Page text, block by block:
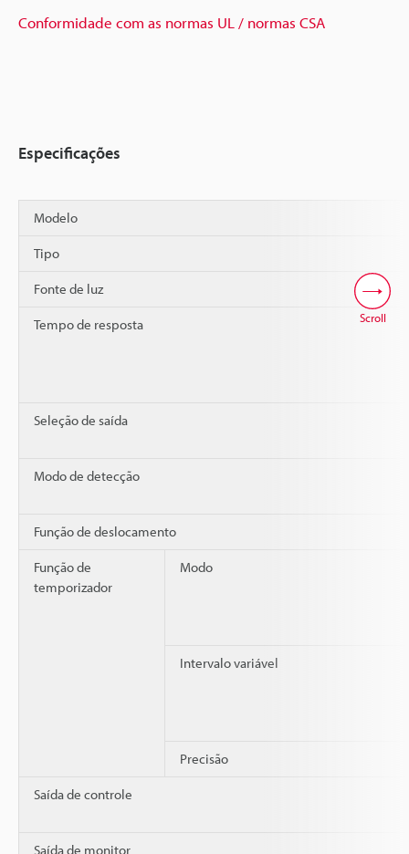
Conformidade com as normas UL / normas CSA
Especificações
Modelo
Tipo
Fonte de luz
Tempo de resposta
Seleção de saída
Modo de detecção
Função de deslocamento
Função de
temporizador
Modo
Intervalo variável
Precisão
Saída de controle
Saída de monitor
Scroll